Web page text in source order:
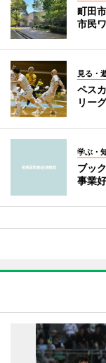
町田
市民
見る・
ペス
リー
学ぶ・
ブッ
事業